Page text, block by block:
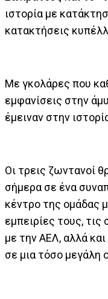
ιστορία με
κατακτήσεις
Με γκολάρες που
εμφανίσεις στην
έμειναν στην
Οι τρεις ζωντανοί
σήμερα σε ένα
κέντρο της ομάδας
εμπειρίες τους,
με την ΑΕΛ, αλλά
σε μια τόσο μεγάλη